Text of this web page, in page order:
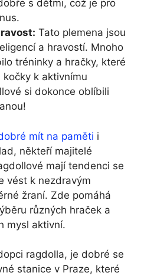
s dětmi, což je pro
Tato plemena jsou
a hravostí. Mnoho
tréninky a hračky, které
k aktivnímu
si dokonce oblíbili
mít na paměti i
někteří majitelé
mají tendenci se
vést k nezdravým
žraní. Zde pomáhá
různých hraček a
mysl aktivní.
ragdolla, je dobré se
stanice v Praze, které